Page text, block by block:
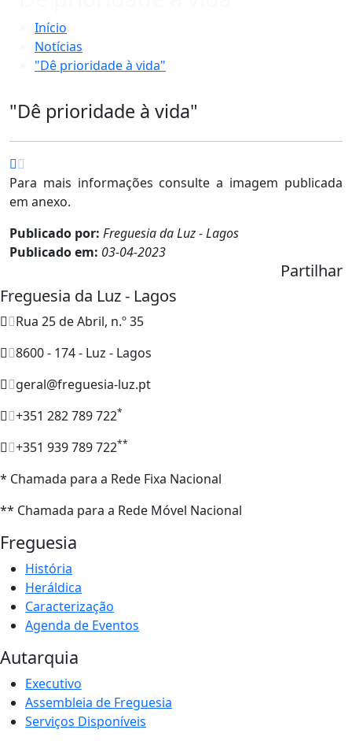
Início
Notícias
"Dê prioridade à vida"
"Dê prioridade à vida"
Para mais informações consulte a imagem publicada
em anexo.
Publicado por: Freguesia da Luz - Lagos
Publicado em: 03-04-2023
Partilhar
Freguesia da Luz - Lagos
Rua 25 de Abril, n.º 35
8600 - 174 - Luz - Lagos
geral@freguesia-luz.pt
+351 282 789 722*
+351 939 789 722**
* Chamada para a Rede Fixa Nacional
** Chamada para a Rede Móvel Nacional
Freguesia
História
Heráldica
Caracterização
Agenda de Eventos
Autarquia
Executivo
Assembleia de Freguesia
Serviços Disponíveis